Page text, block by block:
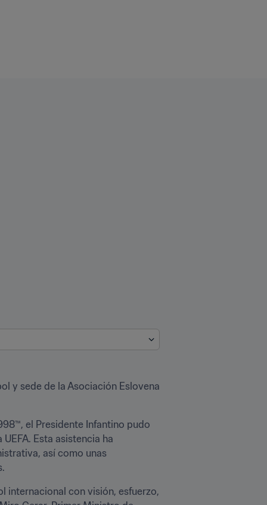
y sede de la Asociación Eslovena
el Presidente Infantino pudo
Esta asistencia ha
así como unas
internacional con visión, esfuerzo,